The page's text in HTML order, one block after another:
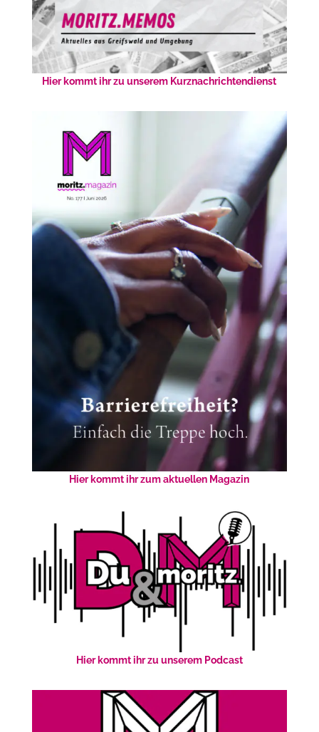
Hier kommt ihr zu unserem Kurznachrichtendienst
Hier kommt ihr zum aktuellen Magazin
Hier kommt ihr zu unserem Podcast